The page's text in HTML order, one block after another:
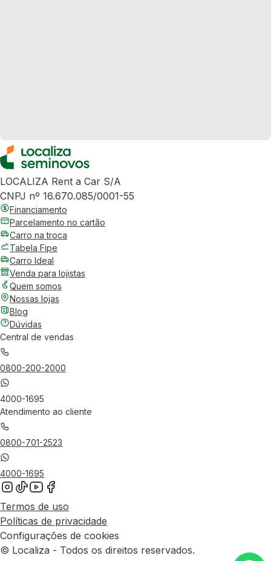
LOCALIZA Rent a Car S/A
CNPJ nº 16.670.085/0001-55
Financiamento
Parcelamento no cartão
Carro na troca
Tabela Fipe
Carro Ideal
Venda para lojistas
Quem somos
Nossas lojas
Blog
Dúvidas
Central de vendas
0800-200-2000
4000-1695
Atendimento ao cliente
0800-701-2523
4000-1695
Termos de uso
Políticas de privacidade
Configurações de cookies
© Localiza - Todos os direitos reservados.